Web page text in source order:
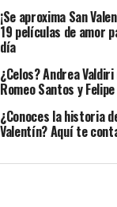
¡Se aproxima San
19 películas de amor
día
¿Celos? Andrea
Romeo Santos y
¿Conoces la historia
Valentín? Aquí te